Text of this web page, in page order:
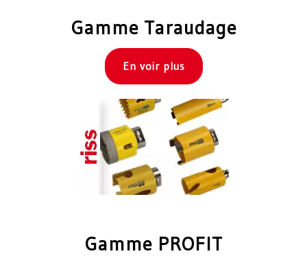
Gamme Taraudage
En voir plus
Gamme PROFIT